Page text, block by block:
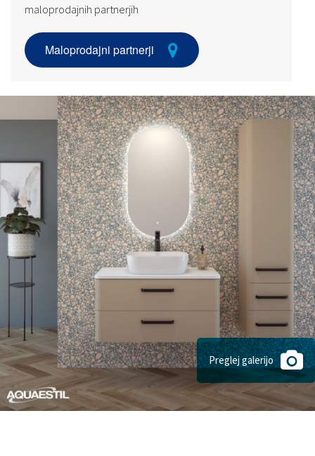
maloprodajnih partnerjih
Maloprodajni partnerji
Preglej galerijo